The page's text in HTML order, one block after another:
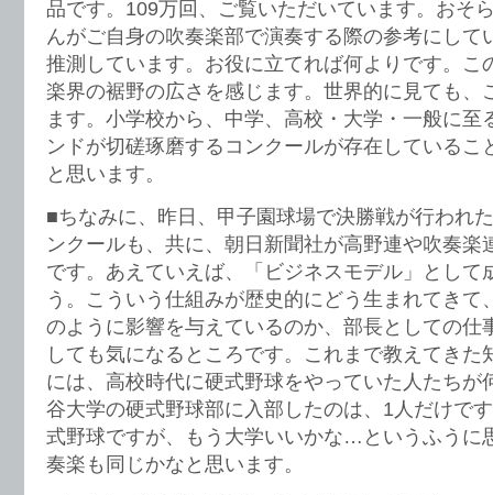
品です。109万回、ご覧いただいています。おそ
んがご自身の吹奏楽部で演奏する際の参考にして
推測しています。お役に立てれば何よりです。こ
楽界の裾野の広さを感じます。世界的に見ても、
ます。小学校から、中学、高校・大学・一般に至
ンドが切磋琢磨するコンクールが存在しているこ
と思います。
■ちなみに、昨日、甲子園球場で決勝戦が行われ
ンクールも、共に、朝日新聞社が高野連や吹奏楽
です。あえていえば、「ビジネスモデル」として
う。こういう仕組みが歴史的にどう生まれてきて
のように影響を与えているのか、部長としての仕
しても気になるところです。これまで教えてきた
には、高校時代に硬式野球をやっていた人たちが
谷大学の硬式野球部に入部したのは、1人だけで
式野球ですが、もう大学いいかな…というふうに
奏楽も同じかなと思います。